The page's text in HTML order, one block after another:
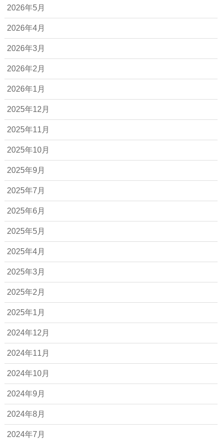
2026年5月
2026年4月
2026年3月
2026年2月
2026年1月
2025年12月
2025年11月
2025年10月
2025年9月
2025年7月
2025年6月
2025年5月
2025年4月
2025年3月
2025年2月
2025年1月
2024年12月
2024年11月
2024年10月
2024年9月
2024年8月
2024年7月